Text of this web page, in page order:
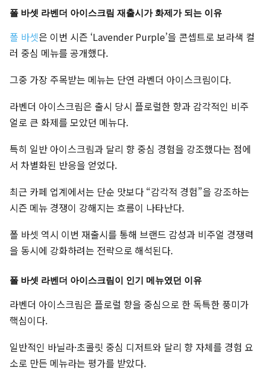
폴 바셋 라벤더 아이스크림 재출시가 화제가 되는 이유
폴 바셋은 이번 시즌 ‘Lavender Purple’을 콘셉트로 보라색 컬
러 중심 메뉴를 공개했다.
그중 가장 주목받는 메뉴는 단연 라벤더 아이스크림이다.
라벤더 아이스크림은 출시 당시 플로럴한 향과 감각적인 비주
얼로 큰 화제를 모았던 메뉴다.
특히 일반 아이스크림과 달리 향 중심 경험을 강조했다는 점에
서 차별화된 반응을 얻었다.
최근 카페 업계에서는 단순 맛보다 “감각적 경험”을 강조하는
시즌 메뉴 경쟁이 강해지는 흐름이 나타난다.
폴 바셋 역시 이번 재출시를 통해 브랜드 감성과 비주얼 경쟁력
을 동시에 강화하려는 전략으로 해석된다.
폴 바셋 라벤더 아이스크림이 인기 메뉴였던 이유
라벤더 아이스크림은 플로럴 향을 중심으로 한 독특한 풍미가
핵심이다.
일반적인 바닐라·초콜릿 중심 디저트와 달리 향 자체를 경험 요
소로 만든 메뉴라는 평가를 받았다.